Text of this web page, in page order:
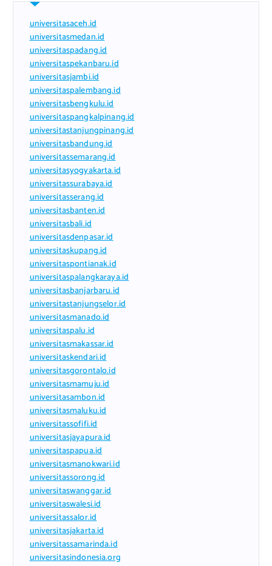
universitasaceh.id
universitasmedan.id
universitaspadang.id
universitaspekanbaru.id
universitasjambi.id
universitaspalembang.id
universitasbengkulu.id
universitaspangkalpinang.id
universitastanjungpinang.id
universitasbandung.id
universitassemarang.id
universitasyogyakarta.id
universitassurabaya.id
universitasserang.id
universitasbanten.id
universitasbali.id
universitasdenpasar.id
universitaskupang.id
universitaspontianak.id
universitaspalangkaraya.id
universitasbanjarbaru.id
universitastanjungselor.id
universitasmanado.id
universitaspalu.id
universitasmakassar.id
universitaskendari.id
universitasgorontalo.id
universitasmamuju.id
universitasambon.id
universitasmaluku.id
universitassofifi.id
universitasjayapura.id
universitaspapua.id
universitasmanokwari.id
universitassorong.id
universitaswanggar.id
universitaswalesi.id
universitassalor.id
universitasjakarta.id
universitassamarinda.id
universitasindonesia.org